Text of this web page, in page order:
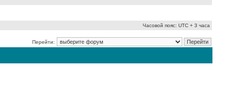
Часовой пояс: UTC + 3 часа
Перейти: